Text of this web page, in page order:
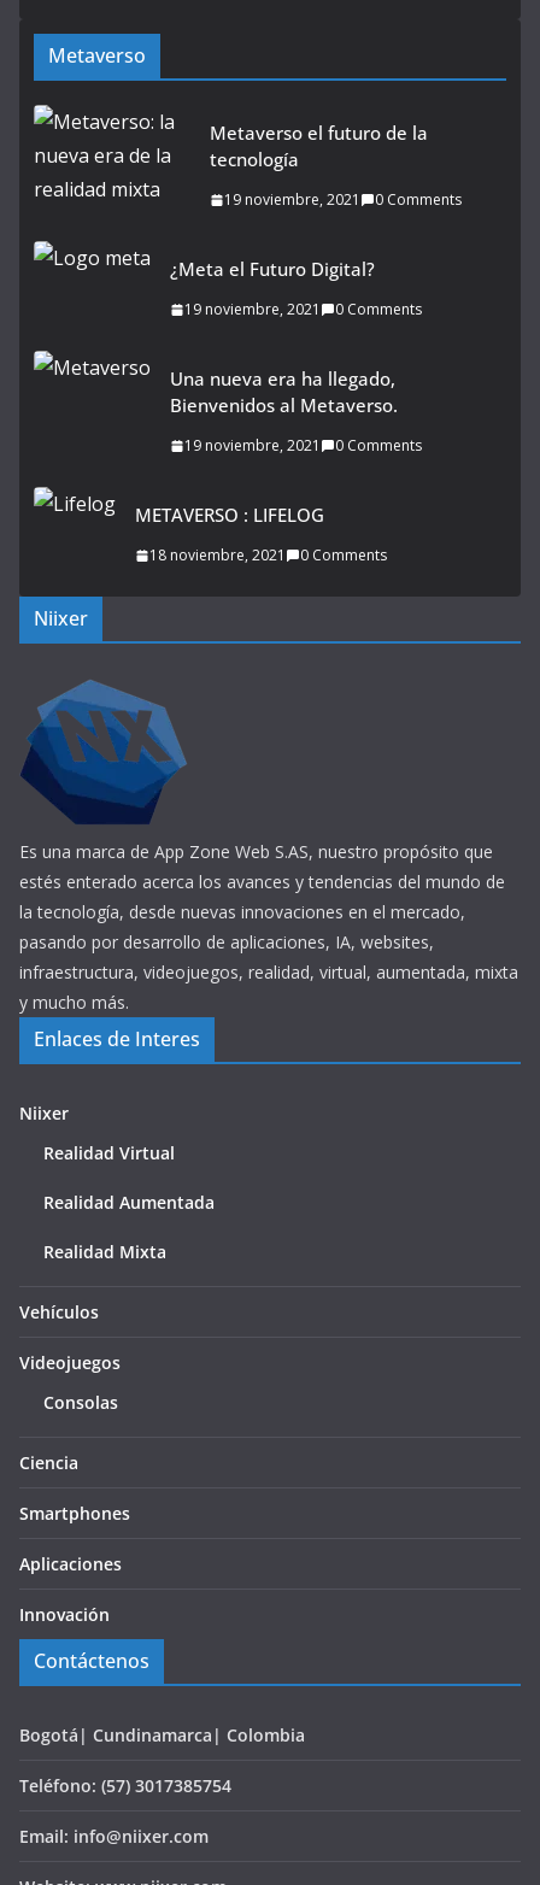
Metaverso
Metaverso el futuro de la
tecnología
19 noviembre, 2021 0 Comments
¿Meta el Futuro Digital?
19 noviembre, 2021 0 Comments
Una nueva era ha llegado,
Bienvenidos al Metaverso.
19 noviembre, 2021 0 Comments
METAVERSO : LIFELOG
18 noviembre, 2021 0 Comments
Niixer
Es una marca de App Zone Web S.AS, nuestro propósito que
estés enterado acerca los avances y tendencias del mundo de
la tecnología, desde nuevas innovaciones en el mercado,
pasando por desarrollo de aplicaciones, IA, websites,
infraestructura, videojuegos, realidad, virtual, aumentada, mixta
y mucho más.
Enlaces de Interes
Niixer
Realidad Virtual
Realidad Aumentada
Realidad Mixta
Vehículos
Videojuegos
Consolas
Ciencia
Smartphones
Aplicaciones
Innovación
Contáctenos
Bogotá| Cundinamarca| Colombia
Teléfono: (57) 3017385754
Email: info@niixer.com